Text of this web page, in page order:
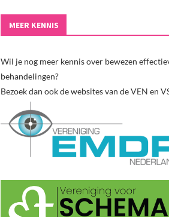
MEER KENNIS
Wil je nog meer kennis over bewezen
behandelingen?
Bezoek dan ook de websites van de VEN en